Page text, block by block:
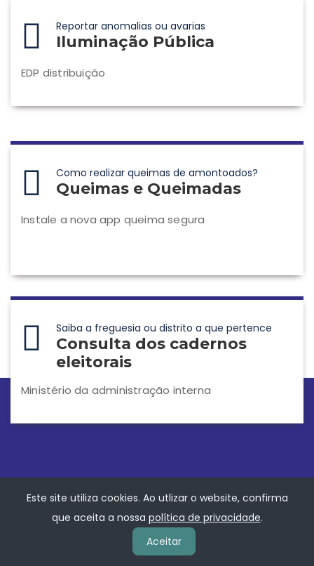
Este site utiliza cookies. Ao utlizar o website, confirma
que aceita a nossa política de privacidade.
Aceitar
Reportar anomalias ou avarias
Iluminação Pública
EDP distribuição
Como realizar queimas de amontoados?
Queimas e Queimadas
Instale a nova app queima segura
Saiba a freguesia ou distrito a que pertence
Consulta dos cadernos
eleitorais
Ministério da administração interna
Contacte A Instituição
Rua 25 de Abril, 2070-517 Valada